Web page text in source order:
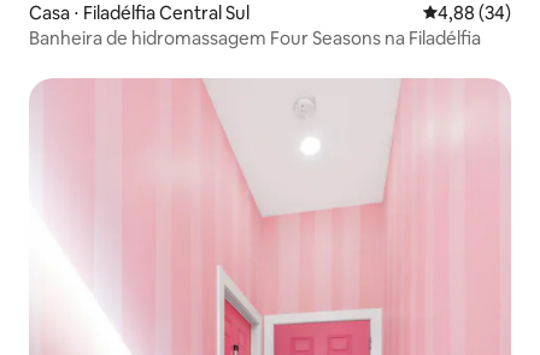
Casa ⋅ Filadélfia Central Sul 4,88 de uma
4,88 (34)
Banheira de hidromassagem Four Seasons na Filadélfia